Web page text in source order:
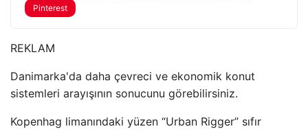
Pinterest
REKLAM
Danimarka'da daha çevreci ve ekonomik konut
sistemleri arayışının sonucunu görebilirsiniz.
Kopenhag limanındaki yüzen “Urban Rigger” sıfır